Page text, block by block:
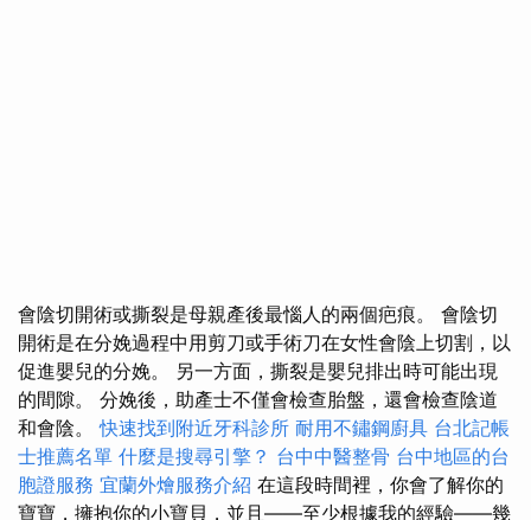
會陰切開術或撕裂是母親產後最惱人的兩個疤痕。 會陰切
開術是在分娩過程中用剪刀或手術刀在女性會陰上切割，以
促進嬰兒的分娩。 另一方面，撕裂是嬰兒排出時可能出現
的間隙。 分娩後，助產士不僅會檢查胎盤，還會檢查陰道
和會陰。快速找到附近牙科診所 耐用不鏽鋼廚具 台北記帳
士推薦名單 什麼是搜尋引擎？ 台中中醫整骨 台中地區的台
胞證服務 宜蘭外燴服務介紹 在這段時間裡，你會了解你的
寶寶，擁抱你的小寶貝，並且——至少根據我的經驗——幾